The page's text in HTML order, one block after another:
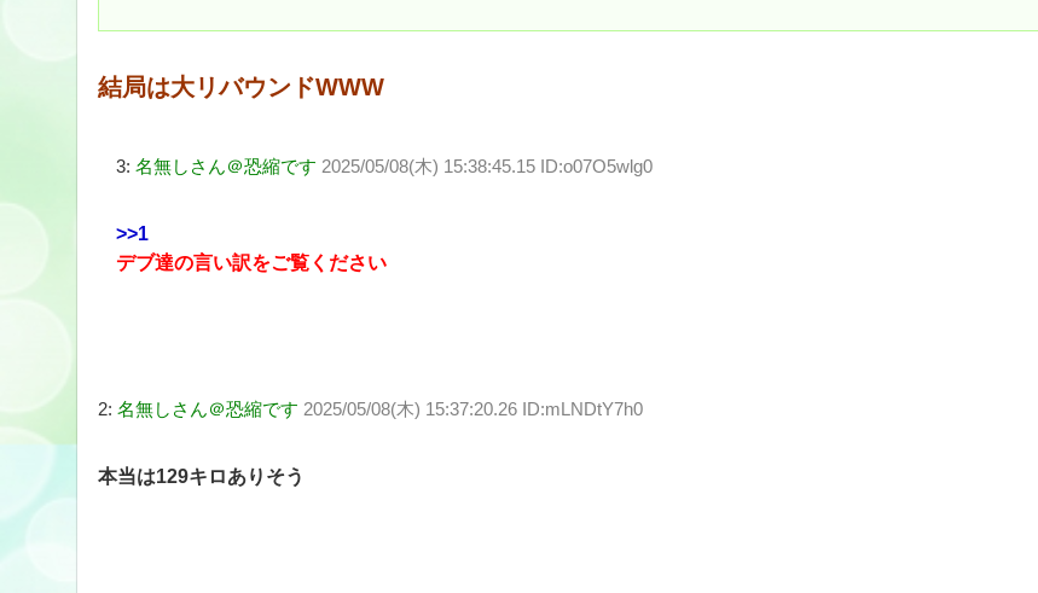
結局は大リバウンドWWW
3: 名無しさん＠恐縮です 2025/05/08(木) 15:38:45.15 ID:o07O5wlg0
>>1
デブ達の言い訳をご覧ください
2: 名無しさん＠恐縮です 2025/05/08(木) 15:37:20.26 ID:mLNDtY7h0
本当は129キロありそう